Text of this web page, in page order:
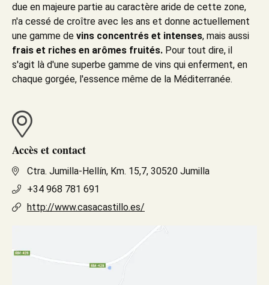
due en majeure partie au caractère aride de cette zone,
n'a cessé de croître avec les ans et donne actuellement
une gamme de vins concentrés et intenses, mais aussi
frais et riches en arômes fruités. Pour tout dire, il
s'agit là d'une superbe gamme de vins qui enferment, en
chaque gorgée, l'essence même de la Méditerranée.
Accès et contact
Ctra. Jumilla-Hellín, Km. 15,7, 30520 Jumilla
+34 968 781 691
http://www.casacastillo.es/